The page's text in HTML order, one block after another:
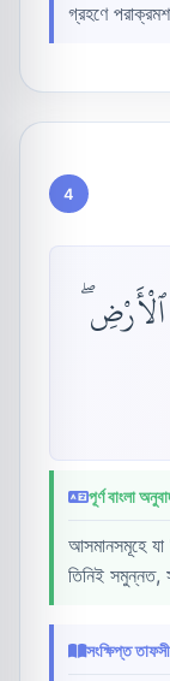
গ্রহণে
4
পূর্ণ বাংলা
আসমানসমূহে
তিনিই সমুন্নত,
সংক্ষিপ্ত